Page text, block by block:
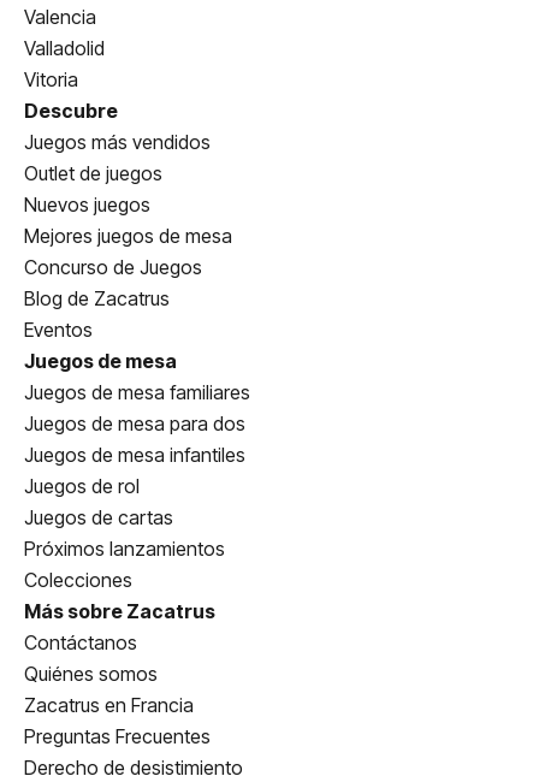
Valencia
Valladolid
Vitoria
Descubre
Juegos más vendidos
Outlet de juegos
Nuevos juegos
Mejores juegos de mesa
Concurso de Juegos
Blog de Zacatrus
Eventos
Juegos de mesa
Juegos de mesa familiares
Juegos de mesa para dos
Juegos de mesa infantiles
Juegos de rol
Juegos de cartas
Próximos lanzamientos
Colecciones
Más sobre Zacatrus
Contáctanos
Quiénes somos
Zacatrus en Francia
Preguntas Frecuentes
Derecho de desistimiento